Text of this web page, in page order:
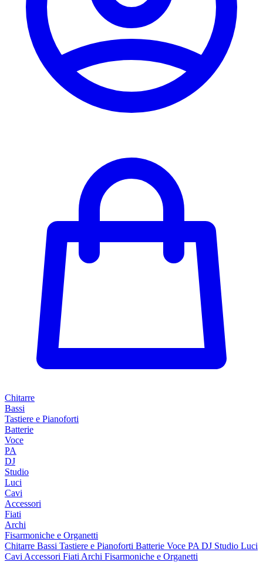
Chitarre
Bassi
Tastiere e Pianoforti
Batterie
Voce
PA
DJ
Studio
Luci
Cavi
Accessori
Fiati
Archi
Fisarmoniche e Organetti
Chitarre Bassi Tastiere e Pianoforti Batterie Voce PA DJ Studio Luci
Cavi Accessori Fiati Archi Fisarmoniche e Organetti